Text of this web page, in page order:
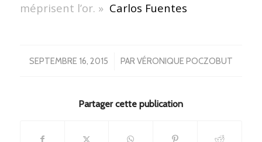
méprisent l’or. » Carlos Fuentes
SEPTEMBRE 16, 2015
/ PARVÉRONIQUE POCZOBUT
Partager cette publication